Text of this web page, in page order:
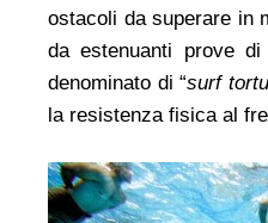
ostacoli da superare in
da estenuanti prove
denominato di “surf
la resistenza fisica al